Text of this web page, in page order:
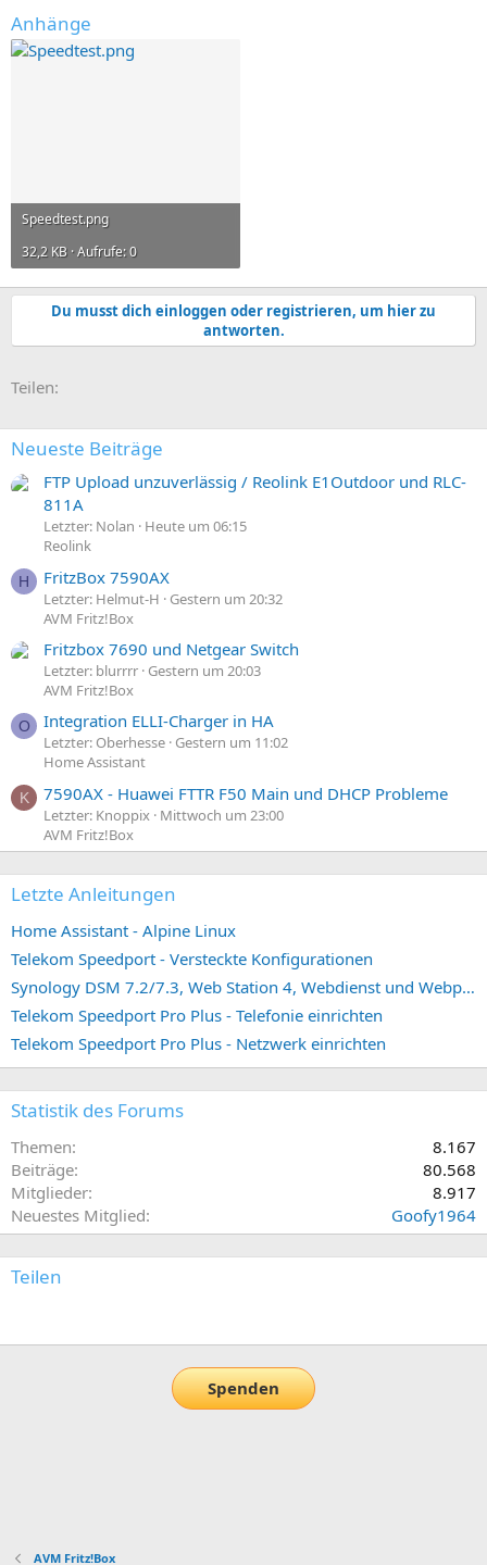
Anhänge
Speedtest.png
32,2 KB · Aufrufe: 0
Du musst dich einloggen oder registrieren, um hier zu
antworten.
Teilen:
Neueste Beiträge
FTP Upload unzuverlässig / Reolink E1Outdoor und RLC-
811A
Letzter: Nolan
Heute um 06:15
Reolink
H FritzBox 7590AX
Letzter: Helmut-H
Gestern um 20:32
AVM Fritz!Box
Fritzbox 7690 und Netgear Switch
Letzter: blurrrr Gestern um 20:03
AVM Fritz!Box
O Integration ELLI-Charger in HA
Letzter: Oberhesse Gestern um 11:02
Home Assistant
K 7590AX - Huawei FTTR F50 Main und DHCP Probleme
Letzter: Knoppix
Mittwoch um 23:00
AVM Fritz!Box
Letzte Anleitungen
Home Assistant - Alpine Linux
Telekom Speedport - Versteckte Konfigurationen
Synology DSM 7.2/7.3, Web Station 4, Webdienst und Webportal erstellen (ehemals vHost)
Telekom Speedport Pro Plus - Telefonie einrichten
Telekom Speedport Pro Plus - Netzwerk einrichten
Statistik des Forums
Themen
8.167
Beiträge
80.568
Mitglieder
8.917
Neuestes Mitglied
Goofy1964
Teilen
Spenden
AVM Fritz!Box